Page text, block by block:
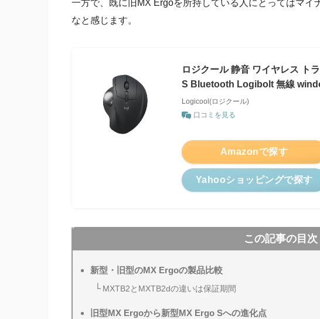
一方で、既に旧MX Ergoを所持している人にとってはマイ
なと感じます。
ロジクール 静音 ワイヤレス ト
S Bluetooth Logibolt 無線
Logicool(ロジクール)
口コミを見る
Amazonで探す
Yahooショッピングで探す
この記事の目次
新型・旧型のMX Ergoの製品比較
MXTB2とMXTB2dの違いは保証期間
旧型MX Ergoから新型MX Ergo Sへの進化点